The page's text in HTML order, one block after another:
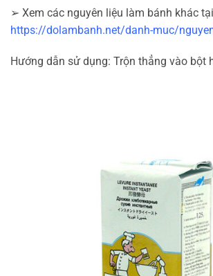
➢ Xem các nguyên liệu làm bánh khác
https://dolambanh.net/danh-muc/
Hướng dẫn sử dụng: Trộn thẳng vào bột